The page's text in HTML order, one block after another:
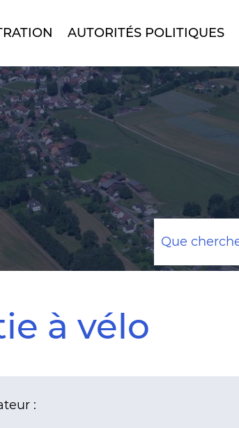
AUTORITÉS POLITIQUES
Mots
clés
à vélo
: